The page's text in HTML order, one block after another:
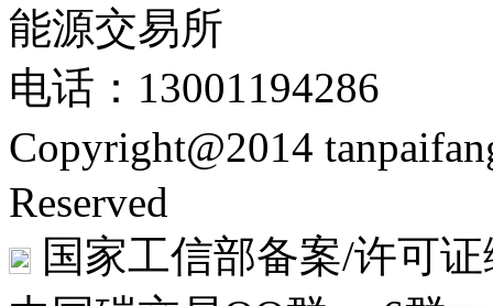
能源交易所
电话：13001194286
Copyright@2014
Reserved
国家工信部备案/许可